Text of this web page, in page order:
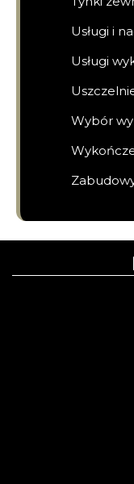
Usługi i
Usługi
Wybór